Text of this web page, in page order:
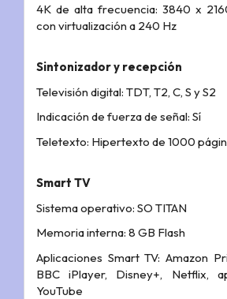
4K de alta frecuencia: 3840 x
con virtualización a 240 Hz
Sintonizador y recepción
Televisión digital: TDT, T2, C, S y S2
Indicación de fuerza de señal: Sí
Teletexto: Hipertexto de 1000
Smart TV
Sistema operativo: SO TITAN
Memoria interna: 8 GB Flash
Aplicaciones Smart TV: Amazon
BBC iPlayer, Disney+, Netflix,
YouTube